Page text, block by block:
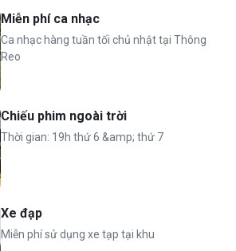
Miễn phí ca nhạc
Ca nhạc hàng tuần tối chủ nhật tại Thông
Reo
Chiếu phim ngoài trời
Thời gian: 19h thứ 6 &amp; thứ 7
Xe đạp
Miễn phí sử dụng xe tạp tại khu